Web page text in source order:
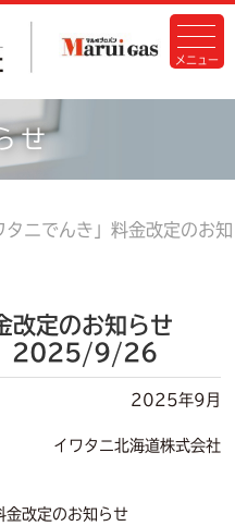
せ
タニでんき」料金改定のお知
改定のお知らせ
2025/9/26
2025年9月
イワタニ北海道株式会社
金改定のお知らせ